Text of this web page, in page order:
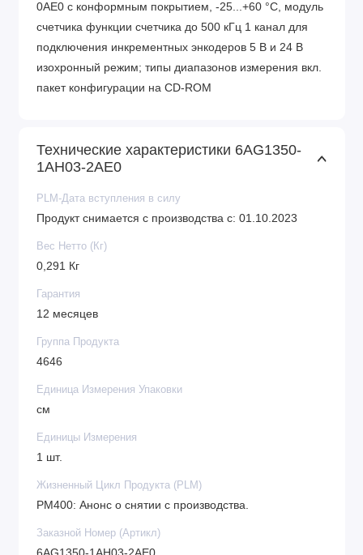
0AE0 с конформным покрытием, -25...+60 °C, модуль
счетчика функции счетчика до 500 кГц 1 канал для
подключения инкрементных энкодеров 5 В и 24 В
изохронный режим; типы диапазонов измерения вкл.
пакет конфигурации на CD-ROM
Технические характеристики 6AG1350-
1AH03-2AE0
PLM-Дата вступления в силу
Продукт снимается с производства с: 01.10.2023
Вес Нетто (Кг)
0,291 Кг
Гарантия
12 месяцев
Группа Продукта
4646
Единица Измерения Упаковки
см
Единицы Измерения
1 шт.
Жизненный Цикл Продукта (PLM)
PM400: Анонс о снятии с производства.
Заказной Номер (Артикл)